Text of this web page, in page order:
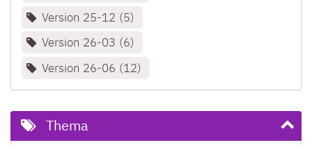
Version 25-12 5
Version 26-03 6
Version 26-06 12
Thema